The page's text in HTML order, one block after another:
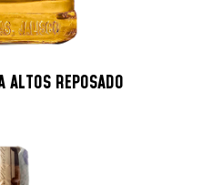
ALTOS REPOSADO